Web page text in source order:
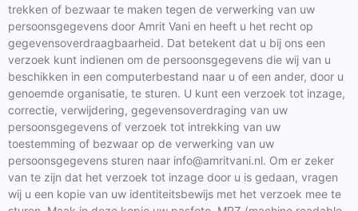
trekken of bezwaar te maken tegen de verwerking van uw
persoonsgegevens door Amrit Vani en heeft u het recht op
gegevensoverdraagbaarheid. Dat betekent dat u bij ons een
verzoek kunt indienen om de persoonsgegevens die wij van u
beschikken in een computerbestand naar u of een ander, door u
genoemde organisatie, te sturen. U kunt een verzoek tot inzage,
correctie, verwijdering, gegevensoverdraging van uw
persoonsgegevens of verzoek tot intrekking van uw
toestemming of bezwaar op de verwerking van uw
persoonsgegevens sturen naar info@amritvani.nl. Om er zeker
van te zijn dat het verzoek tot inzage door u is gedaan, vragen
wij u een kopie van uw identiteitsbewijs met het verzoek mee te